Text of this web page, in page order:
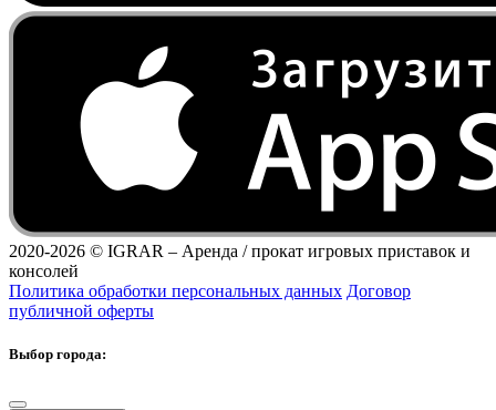
2020-2026 © IGRAR – Аренда / прокат игровых приставок и
консолей
Политика обработки персональных данных Договор
публичной оферты
Выбор города: